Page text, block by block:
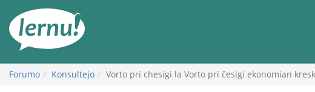
enhavo
Forumo Konsultejo Vorto pri chesigi la Vorto pri ĉesigi ekonomian